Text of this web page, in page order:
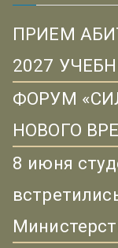
ПРИЕМ
2027
ФОРУМ
НОВОГО
8 июня